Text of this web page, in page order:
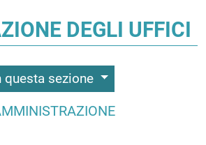
DEGLI UFFICI
questa sezione